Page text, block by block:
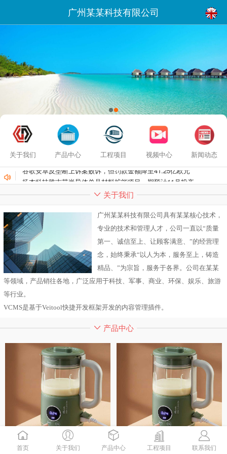
广州某某科技有限公司
关于我们 产品中心 工程项目 视频中心
新闻动态
谷歌安卓反垄断上诉案败诉，但罚款金额降至41.25亿欧元
扬杰科技雅吉芯半导体单晶材料扩能项目一期预计11月投产
关于我们
广州某某科技有限公司具有某某核心技术，
专业的技术和管理人才，公司一直以“质量
第一、诚信至上、让顾客满意、”的经营理
念，始终秉承“以人为本，服务至上，铸造
精品、”为宗旨，服务于各界。公司在某某
等领域，产品销往各地，广泛应用于科技、军事、商业、环保、娱乐、旅游
等行业。
VCMS是基于Veitool快捷开发框架开发的内容管理插件。
产品中心
首页 关于我们 产品中心 工程项目 联系我们